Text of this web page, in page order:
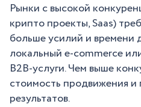
Рынки с высокой
крипто проекты, Saas)
больше усилий и времени
локальный e-commerce
B2B-услуги. Чем выше
стоимость продвижения
результатов.